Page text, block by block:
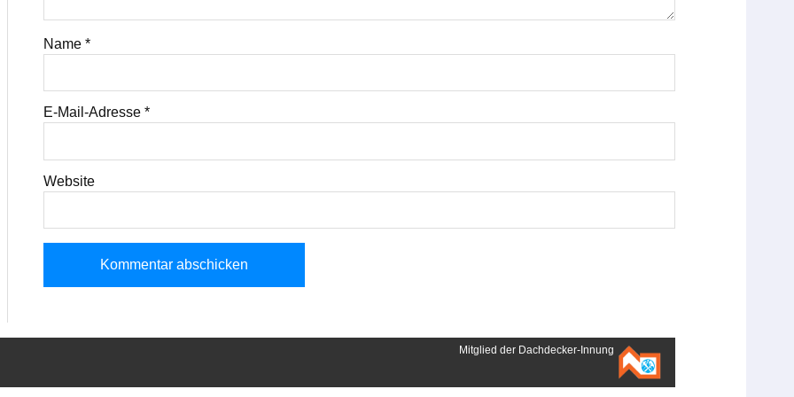
Name *
E-Mail-Adresse *
Website
Mitglied der Dachdecker-Innung